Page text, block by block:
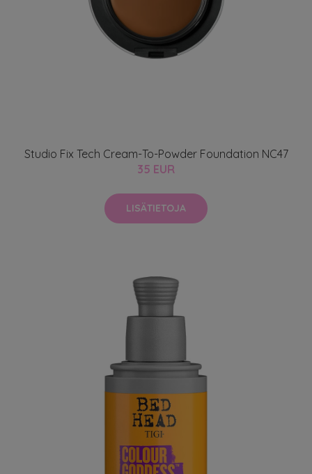
Studio Fix Tech Cream-To-Powder Foundation NC47
35 EUR
LISÄTIETOJA